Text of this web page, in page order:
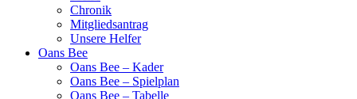
Chronik
Mitgliedsantrag
Unsere Helfer
Oans Bee
Oans Bee – Kader
Oans Bee – Spielplan
Oans Bee – Tabelle